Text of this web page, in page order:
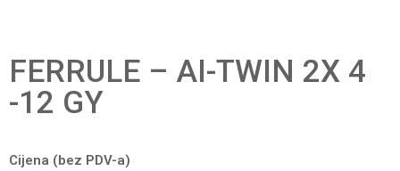
FERRULE – AI-TWIN 2X 4
-12 GY
Cijena (bez PDV-a)